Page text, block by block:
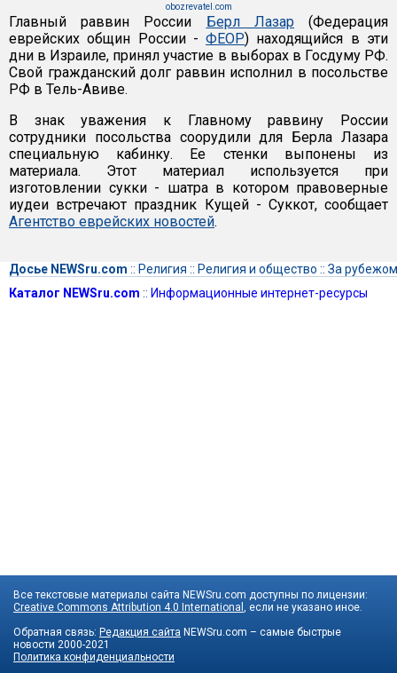
obozrevatel.com
Главный раввин России Берл Лазар(Федерация
еврейских общин России -ФЕОР) находящийся в эти
дни в Израиле, принял участие в выборах в Госдуму РФ.
Свой гражданский долг раввин исполнил в посольстве
РФ в Тель-Авиве.
В знак уважения к Главному раввину России
сотрудники посольства соорудили для Берла Лазара
специальную кабинку. Ее стенки выпонены из
материала. Этот материал используется при
изготовлении сукки - шатра в котором правоверные
иудеи встречают праздник Кущей - Суккот, сообщает
Агентство еврейских новостей.
Досье NEWSru.com :: Религия :: Религия и общество :: За рубежом
Каталог NEWSru.com :: Информационные интернет-ресурсы
Все текстовые материалы сайта NEWSru.com доступны по лицензии:
Creative Commons Attribution 4.0 International
, если не указано иное.
Обратная связь: Редакция сайта NEWSru.com – самые быстрые
новости 2000-2021
Политика конфиденциальности